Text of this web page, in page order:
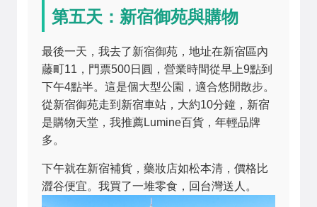
第五天：新宿御苑與購物
最後一天，我去了新宿御苑，地址在新宿區內
藤町11，門票500日圓，營業時間從早上9點到
下午4點半。這是個大型公園，適合悠閒散步。
從新宿御苑走到新宿車站，大約10分鐘，新宿
是購物天堂，我推薦Lumine百貨，年輕品牌
多。
下午就在新宿補貨，藥妝店如松本清，價格比
澀谷便宜。我買了一堆零食，回台灣送人。